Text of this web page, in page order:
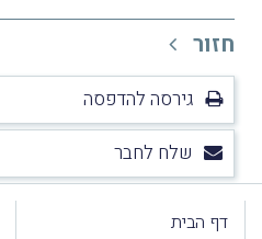
חזור
גירסה להדפסה
שלח לחבר
דף הבית